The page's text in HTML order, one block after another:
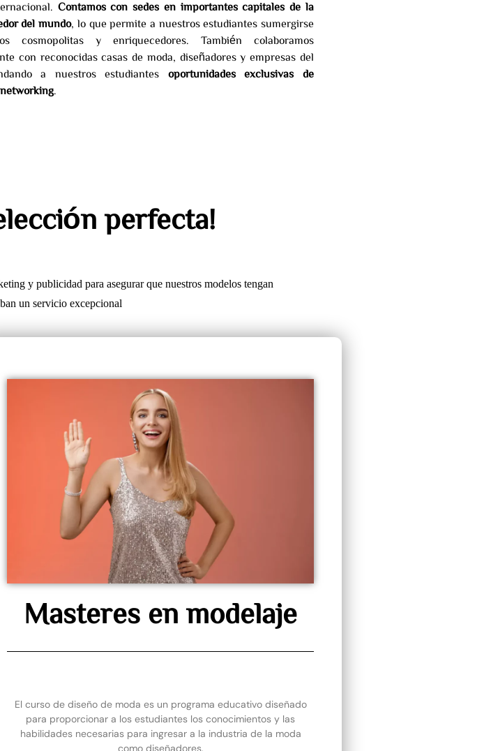
Contamos con sedes en importantes capitales de la
del mundo, lo que permite a nuestros estudiantes sumergirse
cosmopolitas y enriquecedores. También colaboramos
con reconocidas casas de moda, diseñadores y empresas del
a nuestros estudiantes oportunidades exclusivas de
perfecta!
y publicidad para asegurar que nuestros modelos tengan
un servicio excepcional
Masteres en modelaje
El curso de diseño de moda es un programa educativo diseñado
para proporcionar a los estudiantes los conocimientos y las
habilidades necesarias para ingresar a la industria de la moda
como diseñadores.